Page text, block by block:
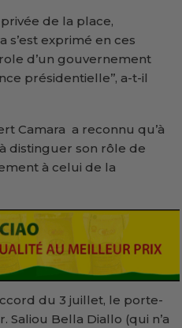
de la place,
s’est exprimé en ces
d’un gouvernement
présidentielle’’, a-t-il
Camara a reconnu qu’à
distinguer son rôle de
à celui de la
du 3 juillet, le porte-
Saliou Bella Diallo (qui n’a